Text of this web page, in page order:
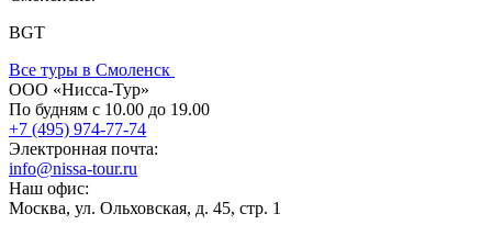
BGT
Все туры в Смоленск
ООО «Нисса-Тур»
По будням с 10.00 до 19.00
+7 (495) 974-77-74
Электронная почта:
info@nissa-tour.ru
Наш офис:
Москва, ул. Ольховская, д. 45, стр. 1